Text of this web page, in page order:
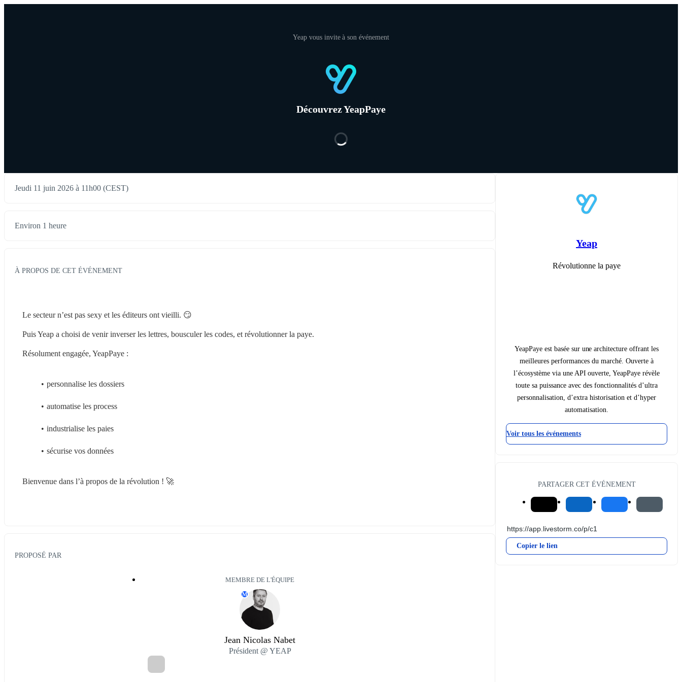
Yeap vous invite à son événement
Découvrez YeapPaye
Jeudi 11 juin 2026 à 11h00 (CEST)
Environ 1 heure
À PROPOS DE CET ÉVÉNEMENT
Le secteur n’est pas sexy et les éditeurs ont vieilli. 😏
Puis Yeap a choisi de venir inverser les lettres, bousculer les codes, et révolutionner la paye.
Résolument engagée, YeapPaye :
personnalise les dossiers
automatise les process
industrialise les paies
sécurise vos données
Bienvenue dans l’à propos de la révolution ! 🚀
PROPOSÉ PAR
MEMBRE DE L'ÉQUIPE
M
Jean Nicolas Nabet
Président @ YEAP
Yeap
Révolutionne la paye
YeapPaye est basée sur une architecture offrant les
meilleures performances du marché. Ouverte à
l’écosystème via une API ouverte, YeapPaye révèle
toute sa puissance avec des fonctionnalités d’ultra
personnalisation, d’extra historisation et d’hyper
automatisation.
Voir tous les événements
PARTAGER CET ÉVÉNEMENT
Copier le lien